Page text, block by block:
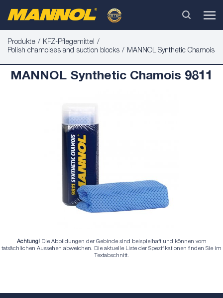
Produkte
KFZ-Pflegemittel
Polish chamoises and suction blocks
MANNOL Synthetic Chamois
MANNOL Synthetic Chamois 9811
Achtung! Die Abbildungen der Gebinde sind beispielhaft und können vom
tatsächlichen Aussehen abweichen. Die aktuelle Liste der Spezifikationen finden Sie im
Textabschnitt.